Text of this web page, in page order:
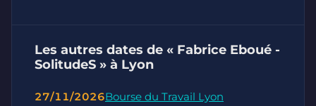
Les autres dates de « Fabrice Eboué -
SolitudeS » à Lyon
27/11/2026Bourse du Travail Lyon